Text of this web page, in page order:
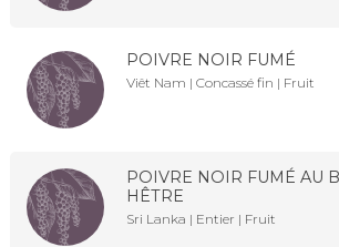
POIVRE NOIR FUMÉ
Viêt Nam | Concassé fin | Fruit
POIVRE NOIR FUMÉ AU
HÊTRE
Sri Lanka | Entier | Fruit